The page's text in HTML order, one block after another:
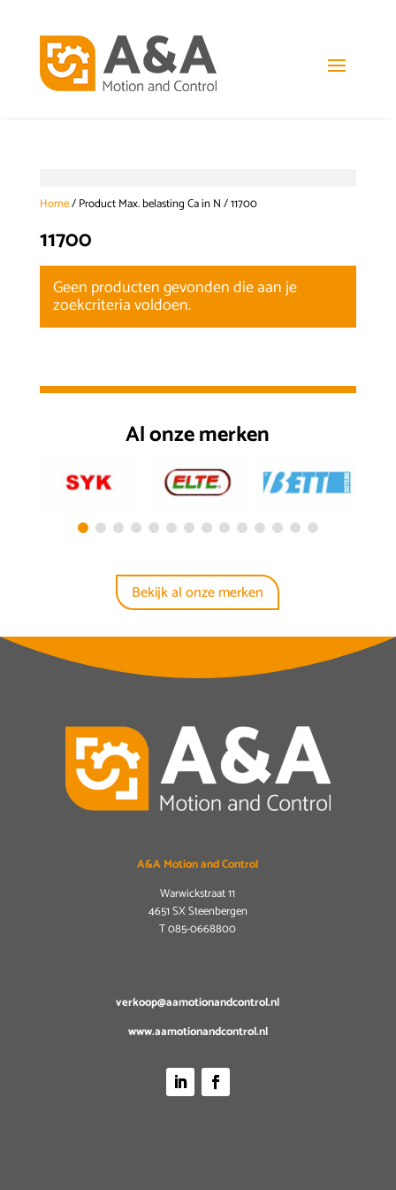
Home/ Product Max. belasting Ca in N / 11700
11700
Geen producten gevonden die aan je
zoekcriteria voldoen.
Al onze merken
Bekijk al onze merken
A&A Motion and Control
Warwickstraat 11
4651 SX Steenbergen
T085-0668800
verkoop@aamotionandcontrol.nl
www.aamotionandcontrol.nl